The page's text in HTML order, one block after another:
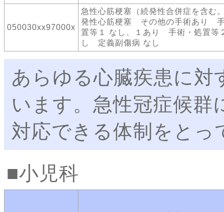
050030xx97000x
急性心筋梗塞（続発性合併症を含む
発性心筋梗塞 その他の手術あり
置等１ なし、１あり 手術・処置等
し 定義副傷病 なし
あらゆる心臓疾患に対
います。急性冠症候群
対応できる体制をとっ
小児科